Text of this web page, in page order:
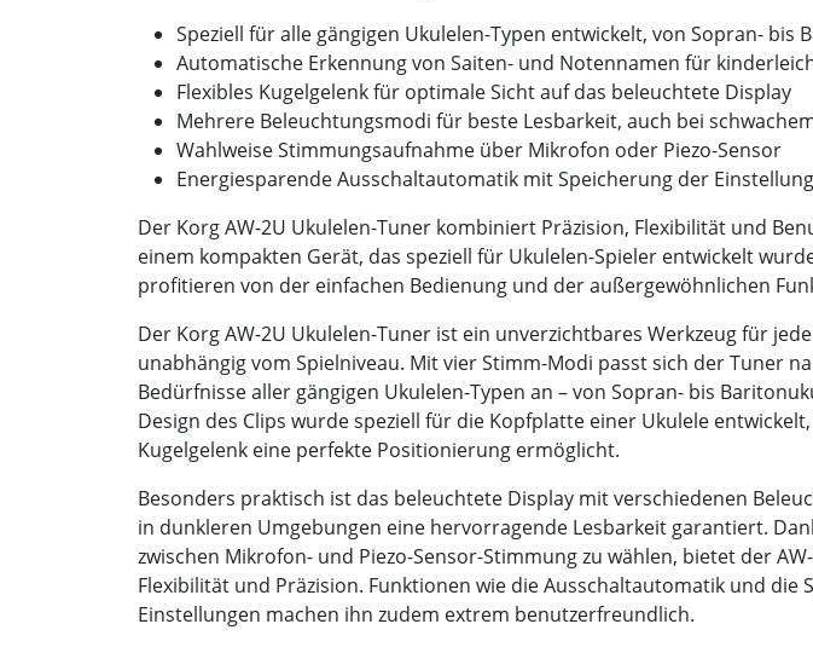
Speziell für alle gängigen Ukulelen-Typen entwickelt, von Sopran- bis
Automatische Erkennung von Saiten- und Notennamen für
Flexibles Kugelgelenk für optimale Sicht auf das beleuchtete Display
Mehrere Beleuchtungsmodi für beste Lesbarkeit, auch bei
Wahlweise Stimmungsaufnahme über Mikrofon oder Piezo-Sensor
Energiesparende Ausschaltautomatik mit Speicherung der
Der Korg AW-2U Ukulelen-Tuner kombiniert Präzision, Flexibilität und
einem kompakten Gerät, das speziell für Ukulelen-Spieler entwickelt
profitieren von der einfachen Bedienung und der außergewöhnlichen
Der Korg AW-2U Ukulelen-Tuner ist ein unverzichtbares Werkzeug für
unabhängig vom Spielniveau. Mit vier Stimm-Modi passt sich der Tuner
Bedürfnisse aller gängigen Ukulelen-Typen an – von Sopran- bis
Design des Clips wurde speziell für die Kopfplatte einer Ukulele
Kugelgelenk eine perfekte Positionierung ermöglicht.
Besonders praktisch ist das beleuchtete Display mit verschiedenen
in dunkleren Umgebungen eine hervorragende Lesbarkeit garantiert.
zwischen Mikrofon- und Piezo-Sensor-Stimmung zu wählen, bietet der
Flexibilität und Präzision. Funktionen wie die Ausschaltautomatik und die
Einstellungen machen ihn zudem extrem benutzerfreundlich.